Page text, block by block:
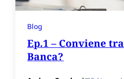
Blog
Ep.1 – Conviene
Banca?